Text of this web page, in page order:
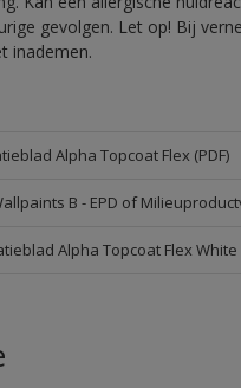
gevolgen. Let op! Bij
inademen.
Alpha Topcoat Flex (PDF)
B - EPD of
Alpha Topcoat Flex White